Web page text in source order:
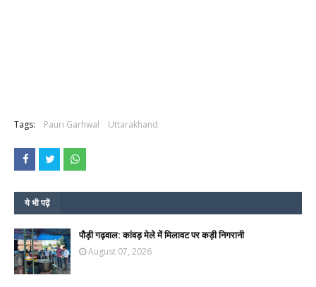
Tags: Pauri Garhwal Uttarakhand
ये भी पढ़ें
पौड़ी गढ़वाल: कांवड़ मेले में मिलावट पर कड़ी निगरानी
August 07, 2026